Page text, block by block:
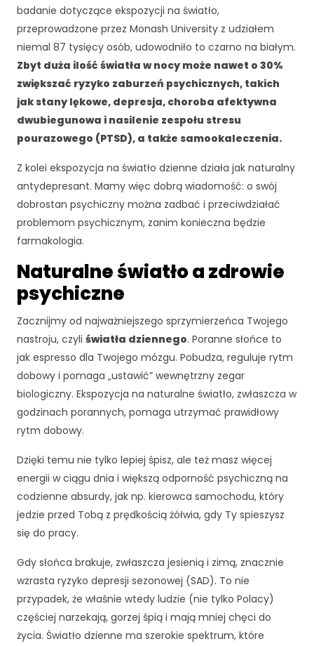
badanie dotyczące ekspozycji na światło,
przeprowadzone przez Monash University z udziałem
niemal 87 tysięcy osób, udowodniło to czarno na białym.
Zbyt duża ilość światła w nocy może nawet o 30%
zwiększać ryzyko zaburzeń psychicznych, takich
jak stany lękowe, depresja, choroba afektywna
dwubiegunowa i nasilenie zespołu stresu
pourazowego (PTSD), a także samookaleczenia.
Z kolei ekspozycja na światło dzienne działa jak naturalny
antydepresant. Mamy więc dobrą wiadomość: o swój
dobrostan psychiczny można zadbać i przeciwdziałać
problemom psychicznym, zanim konieczna będzie
farmakologia.
Naturalne światło a zdrowie
psychiczne
Zacznijmy od najważniejszego sprzymierzeńca Twojego
nastroju, czyli światła dziennego. Poranne słońce to
jak espresso dla Twojego mózgu. Pobudza, reguluje rytm
dobowy i pomaga „ustawić” wewnętrzny zegar
biologiczny. Ekspozycja na naturalne światło, zwłaszcza w
godzinach porannych, pomaga utrzymać prawidłowy
rytm dobowy.
Dzięki temu nie tylko lepiej śpisz, ale też masz więcej
energii w ciągu dnia i większą odporność psychiczną na
codzienne absurdy, jak np. kierowca samochodu, który
jedzie przed Tobą z prędkością żółwia, gdy Ty spieszysz
się do pracy.
Gdy słońca brakuje, zwłaszcza jesienią i zimą, znacznie
wzrasta ryzyko depresji sezonowej (SAD). To nie
przypadek, że właśnie wtedy ludzie (nie tylko Polacy)
częściej narzekają, gorzej śpią i mają mniej chęci do
życia. Światło dzienne ma szerokie spektrum, które